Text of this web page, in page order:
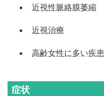
近視性脈絡膜萎縮
近視治療
高齢女性に多い疾患
症状